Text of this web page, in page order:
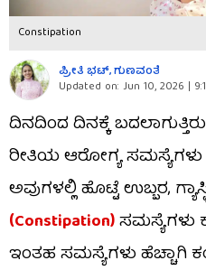
Constipation
ಪ್ರೀತಿ ಭಟ್​, ಗುಣವಂತೆ
Updated on: Jun 10, 2026 |
ದಿನದಿಂದ ದಿನಕ್ಕೆ
ರೀತಿಯ ಆರೋಗ್ಯ ಸಮಸ್ಯೆಗಳು
ಅವುಗಳಲ್ಲಿ ಹೊಟ್ಟೆ ಉಬ್ಬರ,
(Constipation)ಸಮಸ್ಯೆಗಳು
ಇಂತಹ ಸಮಸ್ಯೆಗಳು ಹೆಚ್ಚಾಗಿ